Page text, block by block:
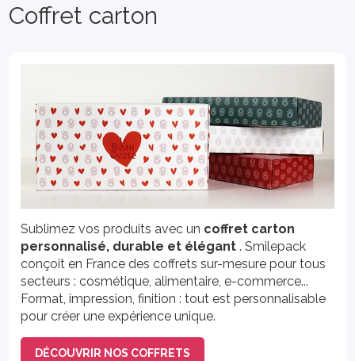
Coffret carton
Sublimez vos produits avec un coffret carton
personnalisé, durable et élégant . Smilepack
conçoit en France des coffrets sur-mesure pour tous
secteurs : cosmétique, alimentaire, e-commerce...
Format, impression, finition : tout est personnalisable
pour créer une expérience unique.
DÉCOUVRIR NOS COFFRETS